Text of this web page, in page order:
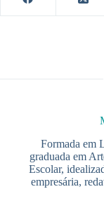
Formada em
graduada em
Escolar,
empresária,